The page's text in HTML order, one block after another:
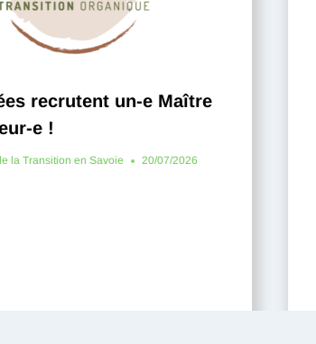
recrutent un-e Maître
e !
la Transition en Savoie 20/07/2026